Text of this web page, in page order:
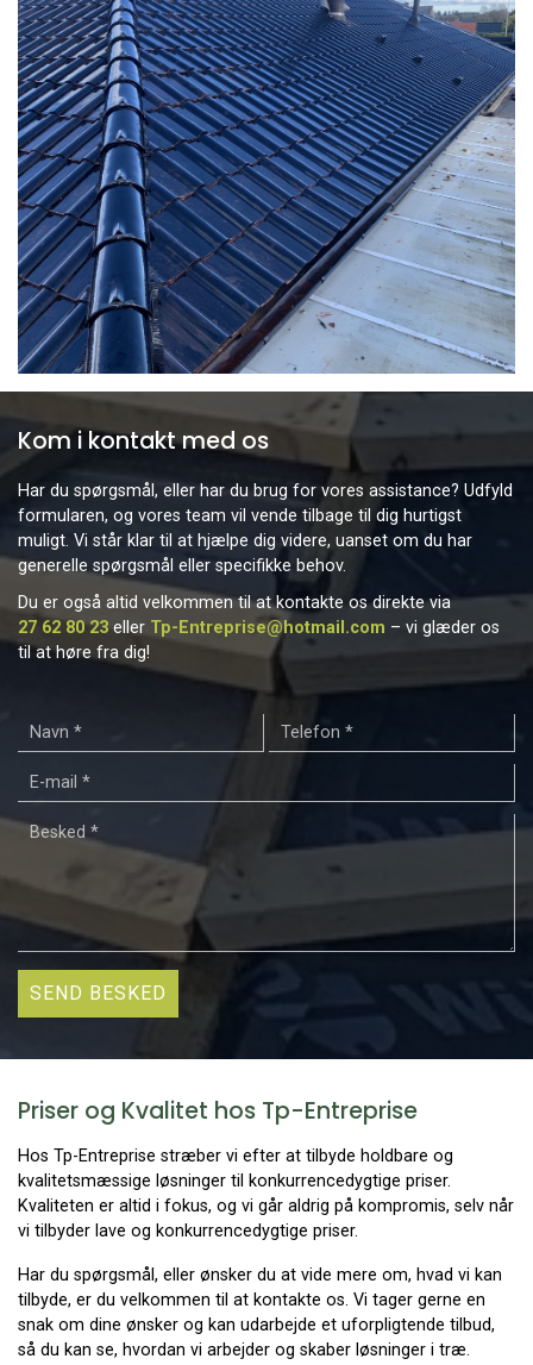
Kom i kontakt med os
Har du spørgsmål, eller har du brug for vores assistance? Udfyld
formularen, og vores team vil vende tilbage til dig hurtigst
muligt. Vi står klar til at hjælpe dig videre, uanset om du har
generelle spørgsmål eller specifikke behov.
Du er også altid velkommen til at kontakte os direkte via
27 62 80 23 eller Tp-Entreprise@hotmail.com – vi glæder os
til at høre fra dig!
Priser og Kvalitet hos Tp-Entreprise
Hos Tp-Entreprise stræber vi efter at tilbyde holdbare og
kvalitetsmæssige løsninger til konkurrencedygtige priser.
Kvaliteten er altid i fokus, og vi går aldrig på kompromis, selv når
vi tilbyder lave og konkurrencedygtige priser.
Har du spørgsmål, eller ønsker du at vide mere om, hvad vi kan
tilbyde, er du velkommen til at kontakte os. Vi tager gerne en
snak om dine ønsker og kan udarbejde et uforpligtende tilbud,
så du kan se, hvordan vi arbejder og skaber løsninger i træ.